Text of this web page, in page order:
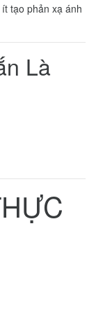
tạo phản xạ ánh
Là